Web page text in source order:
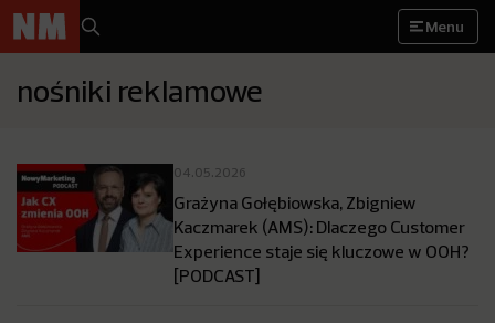
Menu
nośniki reklamowe
04.05.2026
Grażyna Gołębiowska, Zbigniew
Kaczmarek (AMS): Dlaczego Customer
Experience staje się kluczowe w OOH?
[PODCAST]